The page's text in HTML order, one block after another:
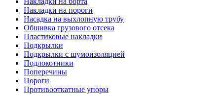
Накладки на пороги
Насадка на выхлопную трубу
Обшивка грузового отсека
Пластиковые накладки
Подкрылки
Подкрылки с шумоизоляцией
Подлокотники
Поперечины
Пороги
Противооткатные упоры